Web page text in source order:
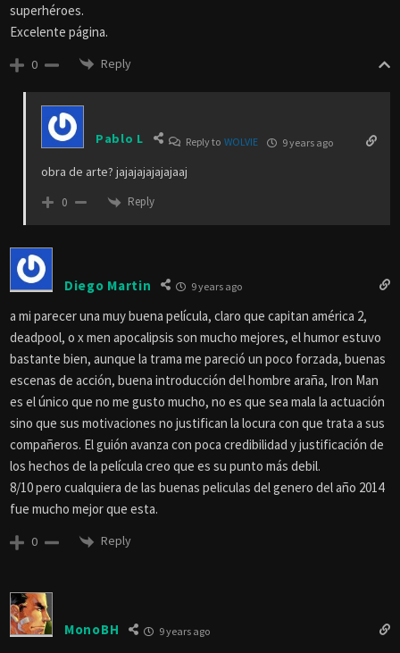
superhéroes.
Excelente página.
0 Reply
Pablo L Reply to WOLVIE 9 years ago
obra de arte? jajajajajajajaaj
0 Reply
Diego Martin 9 years ago
a mi parecer una muy buena película, claro que capitan américa 2,
deadpool, o x men apocalipsis son mucho mejores, el humor estuvo
bastante bien, aunque la trama me pareció un poco forzada, buenas
escenas de acción, buena introducción del hombre araña, Iron Man
es el único que no me gusto mucho, no es que sea mala la actuación
sino que sus motivaciones no justifican la locura con que trata a sus
compañeros. El guión avanza con poca credibilidad y justificación de
los hechos de la película creo que es su punto más debil.
8/10 pero cualquiera de las buenas peliculas del genero del año 2014
fue mucho mejor que esta.
0 Reply
MonoBH 9 years ago